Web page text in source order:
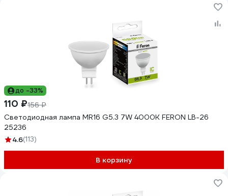
до -33%
110 ₽156 ₽
Светодиодная лампа MR16 G5.3 7W 4000K FERON LB-26
25236
4.6(113)
В корзину